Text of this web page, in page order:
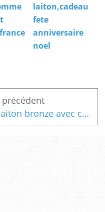
laiton,cadeau
fete
anniversaire
noel
broche laiton bronze avec cabochon verre loupe peint,noir et nacre perle blanc argente,bordure picots,fermoir epingle,bijou femme fille,cadeau fete anniversaire noel,boho bobo gothique,victorien baroque rococo,fait mains en france,par artiste peintre